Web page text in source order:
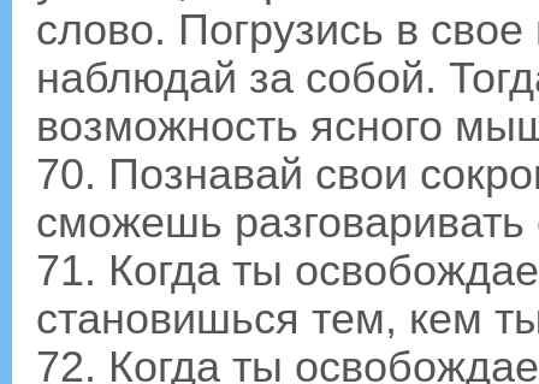
слово. Погрузись в
наблюдай за собой.
возможность ясного
70. Познавай свои
сможешь разговаривать
71. Когда ты
становишься тем, кем
72. Когда ты